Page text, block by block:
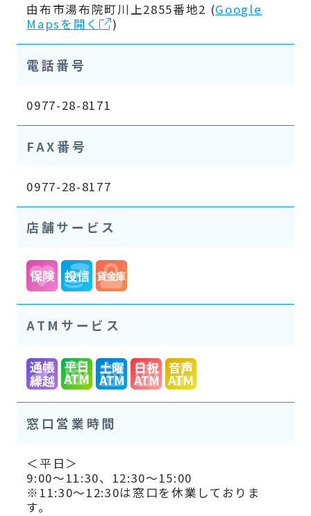
由布市湯布院町川上2855番地2 (Google
Mapsを開く
)
電話番号
0977-28-8171
FAX番号
0977-28-8177
店舗サービス
ATMサービス
窓口営業時間
＜平日＞
9:00～11:30、12:30～15:00
※11:30～12:30は窓口を休業しておりま
す。